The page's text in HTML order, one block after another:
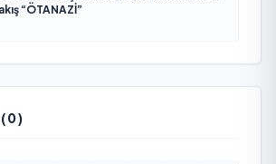
“ÖTANAZİ”
(0)